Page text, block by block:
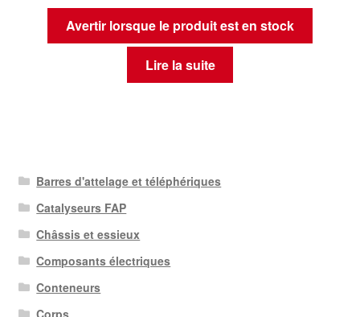
Avertir lorsque le produit est en stock
Lire la suite
Barres d'attelage et téléphériques
Catalyseurs FAP
Châssis et essieux
Composants électriques
Conteneurs